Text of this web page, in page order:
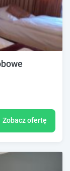
Zobacz ofertę